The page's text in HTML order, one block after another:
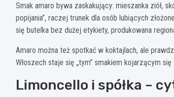
Smak amaro bywa zaskakujący: mieszanka ziół,
popijania”, raczej trunek dla osób lubiących
się butelka bez dużej etykiety, produkowana
Amaro można też spotkać w koktajlach, ale
Włoszech staje się „tym” smakiem kojarzącym
Limoncello i spółka –